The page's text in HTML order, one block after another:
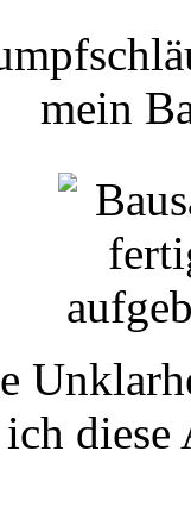
mein